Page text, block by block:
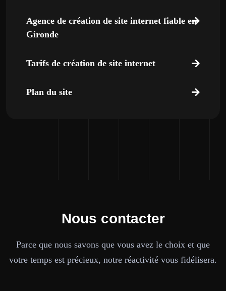
Agence de création de site internet fiable en
Gironde
Tarifs de création de site internet
Plan du site
Nous contacter
Parce que nous savons que vous avez le choix et que
votre temps est précieux, notre réactivité vous fidélisera.